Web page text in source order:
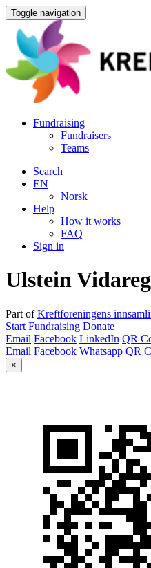
Toggle navigation
Fundraising
Fundraisers
Teams
Search
EN
Norsk
Help
How it works
FAQ
Sign in
Ulstein
Part ofKreftforeningens
Start Fundraising Donate
Email Facebook LinkedIn QR
Email Facebook Whatsapp QR
×